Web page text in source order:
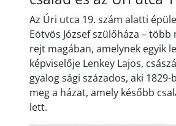
Az Úri utca 19. szám alatti
Eötvös József szülőháza –
rejt magában, amelynek egyik
képviselője Lenkey Lajos,
gyalog sági százados, aki
meg a házat, amely később
lett.